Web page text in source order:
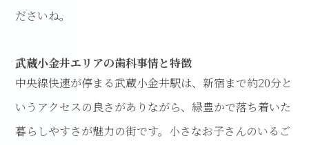
ださいね。
武蔵小金井エリアの歯科事情と特徴
中央線快速が停まる武蔵小金井駅は、新宿まで約20分と
いうアクセスの良さがありながら、緑豊かで落ち着いた
暮らしやすさが魅力の街です。小さなお子さんのいるご